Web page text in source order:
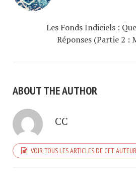
Les Fonds Indiciels :
Réponses (Partie 2 :
ABOUT THE AUTHOR
CC
VOIR TOUS LES ARTICLES DE CET AUTEUR